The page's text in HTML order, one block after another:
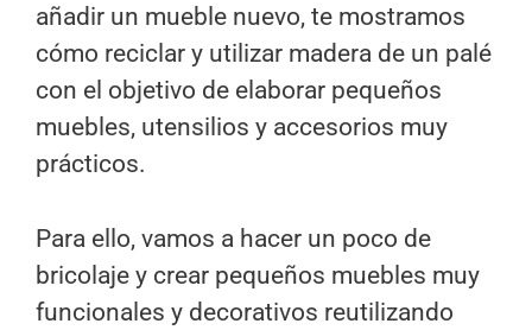
añadir un mueble nuevo, te mostramos
cómo reciclar y utilizar madera de un palé
con el objetivo de elaborar pequeños
muebles, utensilios y accesorios muy
prácticos.
Para ello, vamos a hacer un poco de
bricolaje y crear pequeños muebles muy
funcionales y decorativos reutilizando